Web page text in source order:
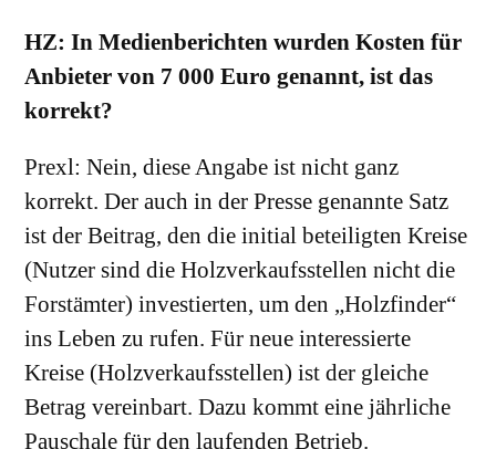
HZ: In Medienberichten wurden Kosten für
Anbieter von 7 000 Euro genannt, ist das
korrekt?
Prexl: Nein, diese Angabe ist nicht ganz
korrekt. Der auch in der Presse genannte Satz
ist der Beitrag, den die initial beteiligten Kreise
(Nutzer sind die Holzverkaufsstellen nicht die
Forstämter) investierten, um den „Holzfinder“
ins Leben zu rufen. Für neue interessierte
Kreise (Holzverkaufsstellen) ist der gleiche
Betrag vereinbart. Dazu kommt eine jährliche
Pauschale für den laufenden Betrieb.